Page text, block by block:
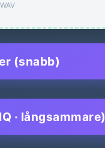
(snabb)
· långsammare)